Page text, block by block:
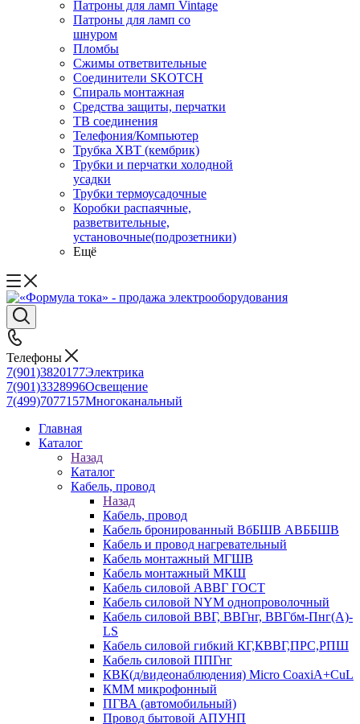
Патроны для ламп Vintage
Патроны для ламп со
шнуром
Пломбы
Сжимы ответвительные
Соединители SKOTCH
Спираль монтажная
Средства защиты, перчатки
ТВ соединения
Телефония/Компьютер
Трубка ХВТ (кембрик)
Трубки и перчатки холодной
усадки
Трубки термоусадочные
Коробки распаячные,
разветвительные,
установочные(подрозетники)
Ещё
Телефоны
7(901)3820177Электрика
7(901)3328996Освещение
7(499)7077157Многоканальный
Главная
Каталог
Назад
Каталог
Кабель, провод
Назад
Кабель, провод
Кабель бронированный ВбБШВ АВББШВ
Кабель и провод нагревательный
Кабель монтажный МГШВ
Кабель монтажный МКШ
Кабель силовой АВВГ ГОСТ
Кабель силовой NYM однопроволочный
Кабель силовой ВВГ, ВВГнг, ВВГбм-Пнг(А)-
LS
Кабель силовой гибкий КГ,КВВГ,ПРС,РПШ
Кабель силовой ППГнг
КВК(д/видеонаблюдения) Micro CoaxiA+CuL
КММ микрофонный
ПГВА (автомобильный)
Провод бытовой АПУНП